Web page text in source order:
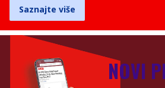
Saznajte više
NOVI